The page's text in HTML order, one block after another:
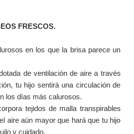
FRESCOS.
en los que la brisa parece un
de ventilación de aire a través
tu hijo sentirá una circulación de
los días más calurosos.
tejidos de malla transpirables
aire aún mayor que hará que tu hijo
y cuidado.